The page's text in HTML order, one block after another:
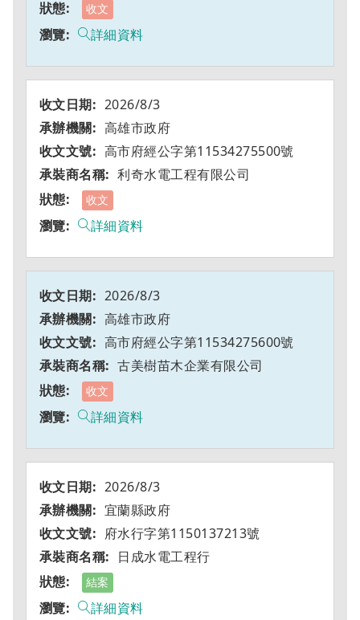
收文
詳細資料
2026/8/3
高雄市政府
高市府經公字第11534275500號
利奇水電工程有限公司
收文
詳細資料
2026/8/3
高雄市政府
高市府經公字第11534275600號
古美樹苗木企業有限公司
收文
詳細資料
2026/8/3
宜蘭縣政府
府水行字第1150137213號
日成水電工程行
結案
詳細資料